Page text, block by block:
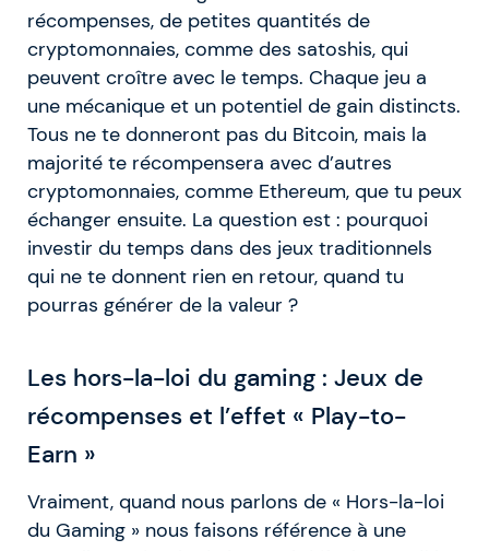
récompenses, de petites quantités de
cryptomonnaies, comme des satoshis, qui
peuvent croître avec le temps. Chaque jeu a
une mécanique et un potentiel de gain distincts.
Tous ne te donneront pas du Bitcoin, mais la
majorité te récompensera avec d’autres
cryptomonnaies, comme Ethereum, que tu peux
échanger ensuite. La question est : pourquoi
investir du temps dans des jeux traditionnels
qui ne te donnent rien en retour, quand tu
pourras générer de la valeur ?
Les hors-la-loi du gaming : Jeux de
récompenses et l’effet « Play-to-
Earn »
Vraiment, quand nous parlons de « Hors-la-loi
du Gaming » nous faisons référence à une